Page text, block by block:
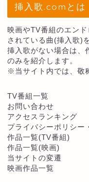
挿入歌.comとは
映画やTV番組のエン
されている曲(挿入歌)
挿入歌がない場合は、
のみを紹介します。
※当サイト内では、敬
TV番組一覧
お問い合わせ
アクセスランキング
プライバシーポリシー
作品一覧(TV番組)
作品一覧(映画)
当サイトの変遷
映画作品一覧